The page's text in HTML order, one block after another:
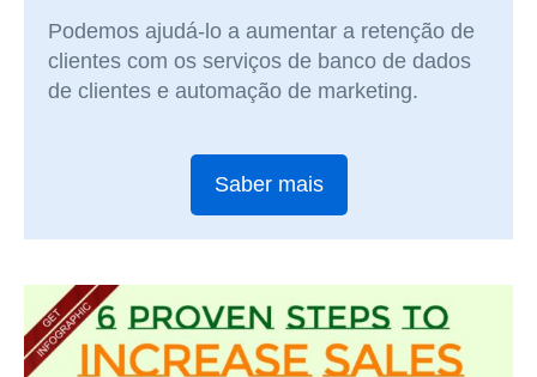
Podemos ajudá-lo a aumentar a retenção de
clientes com os serviços de banco de dados
de clientes e automação de marketing.
Saber mais